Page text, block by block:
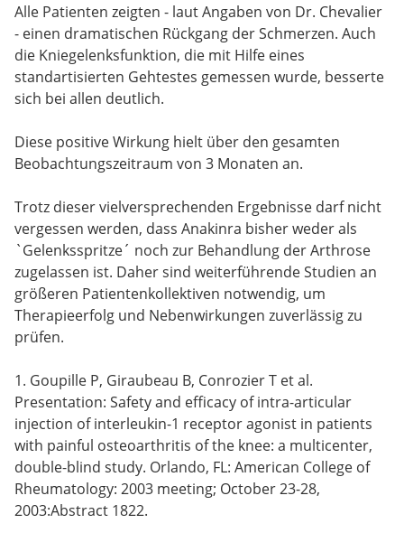
Alle Patienten zeigten - laut Angaben von Dr. Chevalier
- einen dramatischen Rückgang der Schmerzen. Auch
die Kniegelenksfunktion, die mit Hilfe eines
standartisierten Gehtestes gemessen wurde, besserte
sich bei allen deutlich.
Diese positive Wirkung hielt über den gesamten
Beobachtungszeitraum von 3 Monaten an.
Trotz dieser vielversprechenden Ergebnisse darf nicht
vergessen werden, dass Anakinra bisher weder als
`Gelenksspritze´ noch zur Behandlung der Arthrose
zugelassen ist. Daher sind weiterführende Studien an
größeren Patientenkollektiven notwendig, um
Therapieerfolg und Nebenwirkungen zuverlässig zu
prüfen.
1. Goupille P, Giraubeau B, Conrozier T et al.
Presentation: Safety and efficacy of intra-articular
injection of interleukin-1 receptor agonist in patients
with painful osteoarthritis of the knee: a multicenter,
double-blind study. Orlando, FL: American College of
Rheumatology: 2003 meeting; October 23-28,
2003:Abstract 1822.